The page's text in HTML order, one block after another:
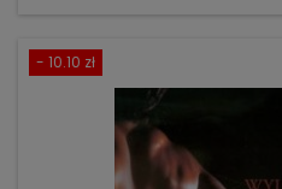
- 10.10 zł